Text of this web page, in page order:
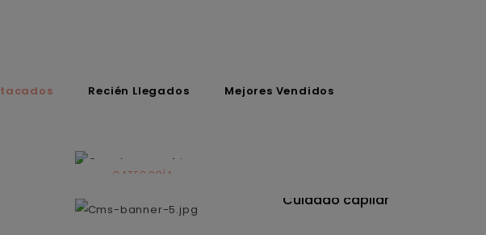
Recién Llegados Mejores Vendidos
CATEGORÍA
Cuidado capilar